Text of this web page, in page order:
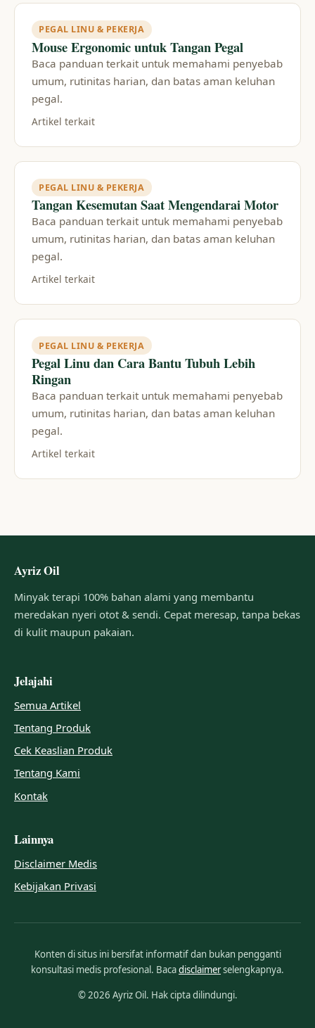
PEGAL LINU & PEKERJA
Mouse Ergonomic untuk Tangan Pegal
Baca panduan terkait untuk memahami penyebab
umum, rutinitas harian, dan batas aman keluhan
pegal.
Artikel terkait
PEGAL LINU & PEKERJA
Tangan Kesemutan Saat Mengendarai Motor
Baca panduan terkait untuk memahami penyebab
umum, rutinitas harian, dan batas aman keluhan
pegal.
Artikel terkait
PEGAL LINU & PEKERJA
Pegal Linu dan Cara Bantu Tubuh Lebih
Ringan
Baca panduan terkait untuk memahami penyebab
umum, rutinitas harian, dan batas aman keluhan
pegal.
Artikel terkait
Ayriz Oil
Minyak terapi 100% bahan alami yang membantu
meredakan nyeri otot & sendi. Cepat meresap, tanpa bekas
di kulit maupun pakaian.
Jelajahi
Semua Artikel
Tentang Produk
Cek Keaslian Produk
Tentang Kami
Kontak
Lainnya
Disclaimer Medis
Kebijakan Privasi
Konten di situs ini bersifat informatif dan bukan pengganti
konsultasi medis profesional. Bacadisclaimerselengkapnya.
© 2026 Ayriz Oil. Hak cipta dilindungi.